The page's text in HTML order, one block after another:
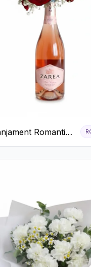
Romantic
Roșii și